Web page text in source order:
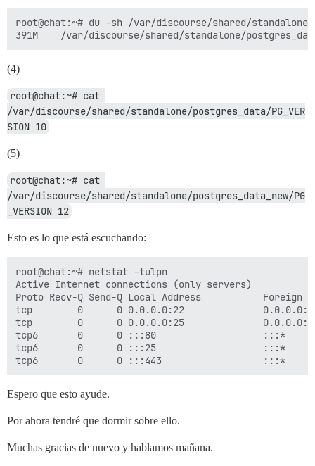
## Recuerda, esta es sintaxis YAML: solo puedes
  - exec: echo "Inicio de comandos personalizados"
#- exec: rails r
## Después de recibir el primer correo de
  ## Usa solo una de las siguientes líneas:
  #- exec: /usr/sbin/usermod -p 'PASSWORD_HASH' root
#- exec: /usr/sbin/usermod -p "$(mkpasswd -m sha-
  - exec: echo "Fin de comandos personalizados"
root@chat:~# du -sh /var/discourse/shared/standalone/
(4)
root@chat:~# cat
/var/discourse/shared/standalone/postgres_data/PG_VER
SION 10
(5)
root@chat:~# cat
/var/discourse/shared/standalone/postgres_data_new/PG
_VERSION 12
Esto es lo que está escuchando:
root@chat:~# netstat -tulpn
Active Internet connections (only servers)
Proto Recv-Q Send-Q Local Address
tcp        0      0 0.0.0.0:22              0.0.0.0:*
tcp        0      0 0.0.0.0:25              0.0.0.0:*
tcp6       0      0 :::80                   :::*
tcp6       0      0 :::25                   :::*
Espero que esto ayude.
Por ahora tendré que dormir sobre ello.
Muchas gracias de nuevo y hablamos mañana.